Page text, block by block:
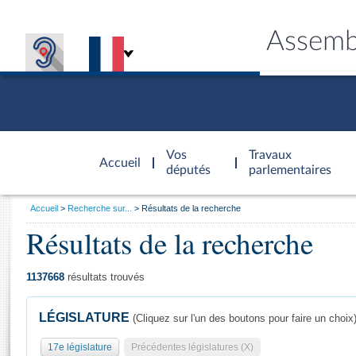
Accueil
d'accueil
Vos
députés
Travaux
parlementaires
Général
Vous
Accueil Recherche sur... Résultats de la recherche
Résultats de la recherche
1137668 résultats trouvés
LÉGISLATURE (Cliquez sur l'un des boutons pour faire un choix)
17e législature Précédentes législatures (X)